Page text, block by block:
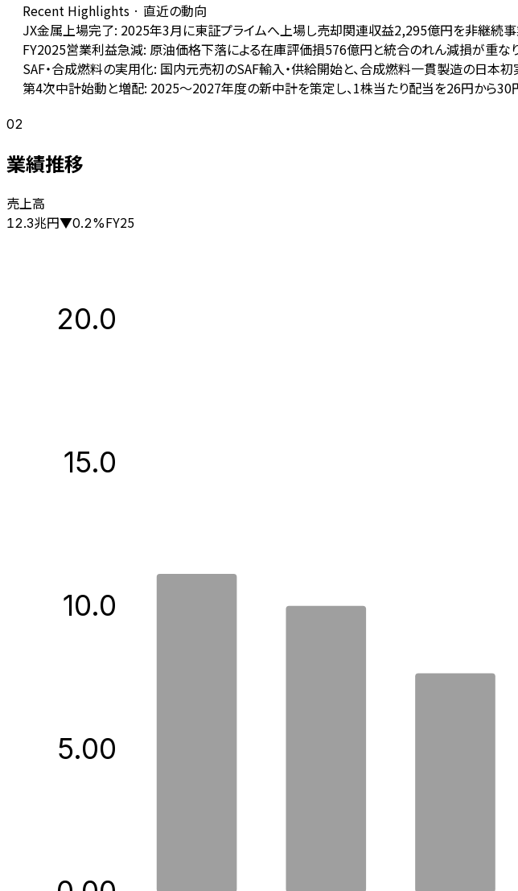
Recent Highlights · 直近の動向
JX金属上場完了: 2025年3月に東証プライムへ上場し売却関連収益2,295億円を非継続事
FY2025営業利益急減: 原油価格下落による在庫評価損576億円と統合のれん減損が重な
SAF・合成燃料の実用化: 国内元売初のSAF輸入・供給開始と、合成燃料一貫製造の日本
第4次中計始動と増配: 2025〜2027年度の新中計を策定し、1株当たり配当を26円から30
02
業績推移
売上高
12.3兆円▼0.2%FY25
5.00
10.0
15.0
20.0